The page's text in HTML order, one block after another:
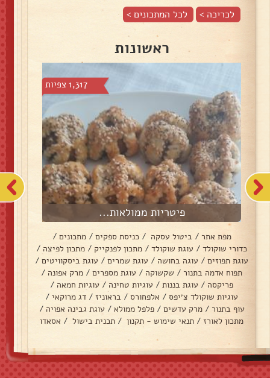
לכריכה > לכל המתכונים >
ראשונות
1,317 צפיות
פיטריות ממולאות...
מפת אתר / ביטול עסקה / כניסת ספקים / מתכונים /
כדורי שוקולד / עוגת שוקולד / מתכון לפנקייק / מתכון לפיצה /
עוגת תפוזים / עוגה בחושה / עוגת שמרים / עוגת ביסקוויטים /
תפוח אדמה בתנור / שקשוקה / עוגת מספרים / מרק אפונה /
פריקסה / עוגת בננות / עוגיות טחינה / עוגיות חמאה /
עוגיות שוקולד צ׳יפס / אלפחורס / בראוניז / דג מרוקאי /
עוף בתנור / מרק עדשים / פלפל ממולא / עוגת גבינה אפויה /
מתכון לאורז / תנאי שימוש - תקנון / תכנית בישול / אסאדו